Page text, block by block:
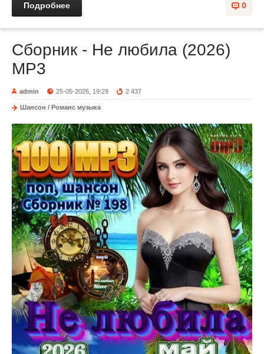
0
Подробнее
Сборник - Не любила (2026)
МР3
admin 25-05-2026, 19:29 2 437
Шансон / Романс музыка